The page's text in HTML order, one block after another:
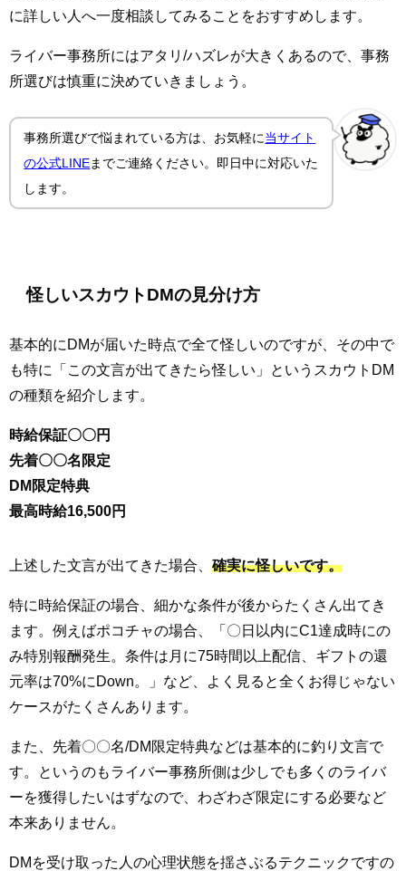
に詳しい人へ一度相談してみることをおすすめします。
ライバー事務所にはアタリ/ハズレが大きくあるので、事務
所選びは慎重に決めていきましょう。
事務所選びで悩まれている方は、お気軽に 当サイト
の公式LINE までご連絡ください。即日中に対応いた
します。
怪しいスカウトDMの見分け方
基本的にDMが届いた時点で全て怪しいのですが、その中で
も特に「この文言が出てきたら怪しい」というスカウトDM
の種類を紹介します。
時給保証〇〇円
先着〇〇名限定
DM限定特典
最高時給16,500円
上述した文言が出てきた場合、 確実に怪しいです。
特に時給保証の場合、細かな条件が後からたくさん出てき
ます。例えばポコチャの場合、「〇日以内にC1達成時にの
み特別報酬発生。条件は月に75時間以上配信、ギフトの還
元率は70%にDown。」など、よく見ると全くお得じゃない
ケースがたくさんあります。
また、先着〇〇名/DM限定特典などは基本的に釣り文言で
す。というのもライバー事務所側は少しでも多くのライバ
ーを獲得したいはずなので、わざわざ限定にする必要など
本来ありません。
DMを受け取った人の心理状態を揺さぶるテクニックですの